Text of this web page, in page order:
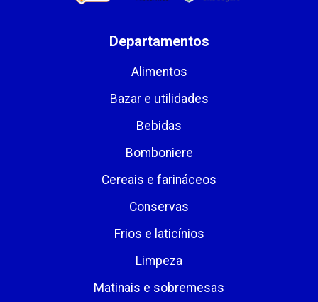
Departamentos
Alimentos
Bazar e utilidades
Bebidas
Bomboniere
Cereais e farináceos
Conservas
Frios e laticínios
Limpeza
Matinais e sobremesas